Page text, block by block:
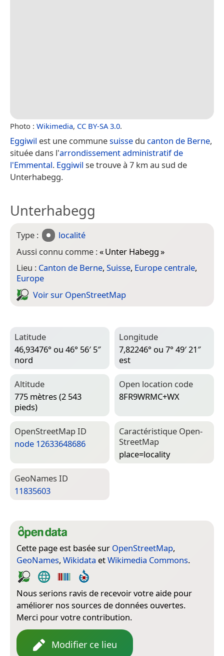
Photo : Wikimedia, CC BY-SA 3.0.
Eggiwil est une communesuisse du canton de Berne,
située dans l'arrondissement administratif de
l'Emmental. Eggiwil se trouve à 7 km au sud de
Unterhabegg.
Unterhabegg
Type :
localité
Aussi connu comme :«Unter Habegg»
Lieu : Canton de Berne, Suisse, Europe centrale,
Europe
Voir sur Open­Street­Map
Latitude
46,93476° ou 46° 56′ 5″
nord
Longitude
7,82246° ou 7° 49′ 21″
est
Altitude
775 mètres (2 543
pieds)
Open location code
8FR9WRMC+WX
Open­Street­Map ID
node 12633648686
Caractéristique Open­
Street­Map
place=­locality
Geo­Names ID
11835603
Cette page est basée sur OpenStreetMap,
GeoNames, Wikidata etWikimedia Commons.
Nous serions ravis de recevoir votre aide pour
améliorer nos sources de données ouvertes.
Merci pour votre contribution.
Modifier ce lieu